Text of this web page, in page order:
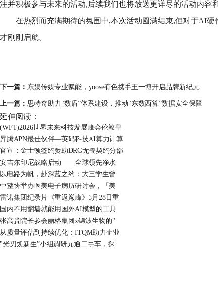
注并积极参与未来的活动,后续我们也将放送更详尽的活动内容
在热烈而充满期待的氛围中,本次活动圆满结束,但对于AI
才刚刚启航。
下一篇： 东娱传媒专业赋能，yoose有色携手王一博开启品牌新纪元
上一篇： 思特奇助力"数盾”体系建设，推动"东数西算”数据安全保障
延伸阅读：
(WFT)2026世界未来科技发展峰会伦敦皇
昇腾APN最佳伙伴—英码科技AI算力计算
官宣：金士顿签约赞助DRG无畏契约分部
安吉尔印尼战略启动——全球领先净水
以电路为帆，赴深蓝之约：大三学生曾
中整协举办医美电子病历研讨会，「美
雷诺集团纪录片《重返巅峰》3月28日重
国内不用翻墙就能用国外AI模型的工具
张高贵院长参会丽格集团x锦波生物的"
从质量评估到持续优化：ITQM助力企业
"光刃焕新生”小组调研元通二手车，探